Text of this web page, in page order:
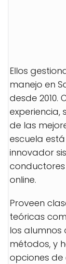
Ellos
manejo en
desde
experiencia,
de las
escuela
innovador
online.
Proveen
teóricas
los
métodos, y
opciones de